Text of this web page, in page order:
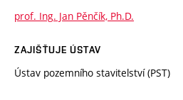
prof. Ing. Jan Pěnčík, Ph.D.
ZAJIŠŤUJE ÚSTAV
Ústav pozemního stavitelství (PST)